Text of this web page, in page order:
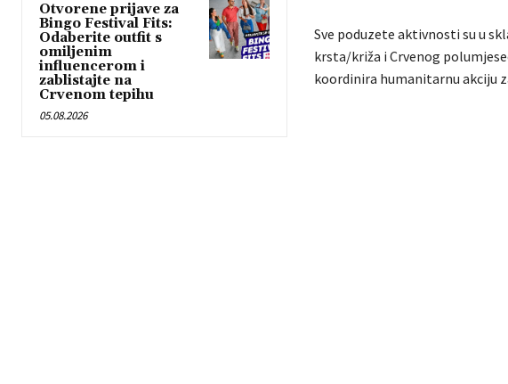
Otvorene prijave za
Bingo Festival Fits:
Odaberite outfit s
omiljenim
influencerom i
zablistajte na
Crvenom tepihu
05.08.2026
Sve poduzete aktivnosti su u
krsta/križa i Crvenog
koordinira humanitarnu akciju